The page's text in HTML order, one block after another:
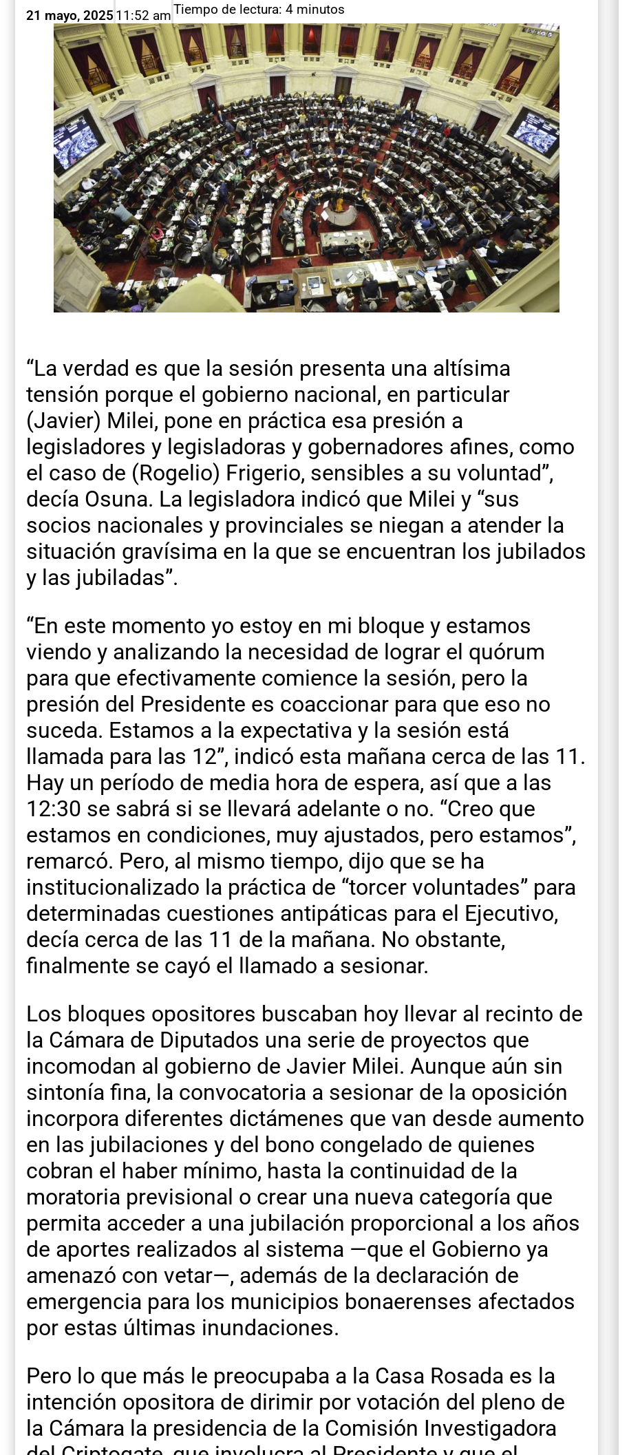
21 mayo, 2025 11:52 amTiempo de lectura: 4 minutos
“La verdad es que la sesión presenta una altísima
tensión porque el gobierno nacional, en particular
(Javier) Milei, pone en práctica esa presión a
legisladores y legisladoras y gobernadores afines, como
el caso de (Rogelio) Frigerio, sensibles a su voluntad”,
decía Osuna. La legisladora indicó que Milei y “sus
socios nacionales y provinciales se niegan a atender la
situación gravísima en la que se encuentran los jubilados
y las jubiladas”.
“En este momento yo estoy en mi bloque y estamos
viendo y analizando la necesidad de lograr el quórum
para que efectivamente comience la sesión, pero la
presión del Presidente es coaccionar para que eso no
suceda. Estamos a la expectativa y la sesión está
llamada para las 12”, indicó esta mañana cerca de las 11.
Hay un período de media hora de espera, así que a las
12:30 se sabrá si se llevará adelante o no. “Creo que
estamos en condiciones, muy ajustados, pero estamos”,
remarcó. Pero, al mismo tiempo, dijo que se ha
institucionalizado la práctica de “torcer voluntades” para
determinadas cuestiones antipáticas para el Ejecutivo,
decía cerca de las 11 de la mañana. No obstante,
finalmente se cayó el llamado a sesionar.
Los bloques opositores buscaban hoy llevar al recinto de
la Cámara de Diputados una serie de proyectos que
incomodan al gobierno de Javier Milei. Aunque aún sin
sintonía fina, la convocatoria a sesionar de la oposición
incorpora diferentes dictámenes que van desde aumento
en las jubilaciones y del bono congelado de quienes
cobran el haber mínimo, hasta la continuidad de la
moratoria previsional o crear una nueva categoría que
permita acceder a una jubilación proporcional a los años
de aportes realizados al sistema —que el Gobierno ya
amenazó con vetar—, además de la declaración de
emergencia para los municipios bonaerenses afectados
por estas últimas inundaciones.
Pero lo que más le preocupaba a la Casa Rosada es la
intención opositora de dirimir por votación del pleno de
la Cámara la presidencia de la Comisión Investigadora